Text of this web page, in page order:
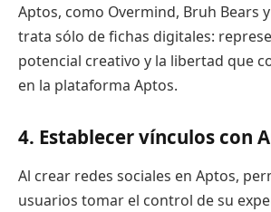
Aptos, como Overmind, Bruh Bears y
trata sólo de fichas digitales:
potencial creativo y la libertad que
en la plataforma Aptos.
4. Establecer vínculos con
Al crear redes sociales en Aptos,
usuarios tomar el control de su